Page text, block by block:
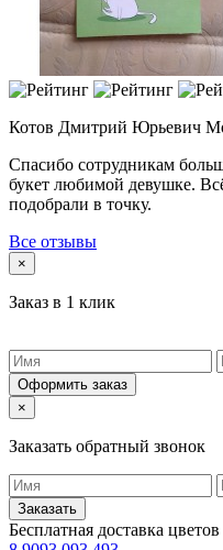
Котов Дмитрий Юрьевич
Спасибо сотрудникам
букет любимой девушке.
подобрали в точку.
Все отзывы
×
Заказ в 1 клик
Оформить заказ
×
Заказать обратный звонок
Заказать
Бесплатная доставка